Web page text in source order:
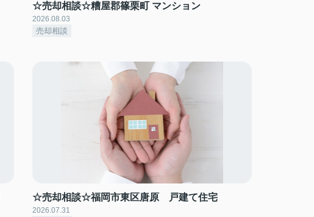
☆売却相談☆糟屋郡篠栗町 マンション
2026.08.03
売却相談
☆売却相談☆福岡市東区唐原 戸建て住宅
2026.07.31